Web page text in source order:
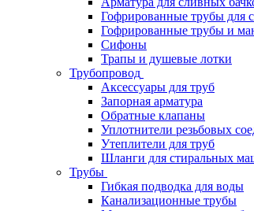
Гофрированные трубы для
Гофрированные трубы и
Сифоны
Трапы и душевые лотки
Трубопровод
Аксессуары для труб
Запорная арматура
Обратные клапаны
Уплотнители резьбовых
Утеплители для труб
Шланги для стиральных
Трубы
Гибкая подводка для воды
Канализационные трубы